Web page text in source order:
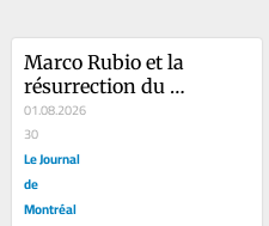
Marco Rubio et la
résurrection du
maccarthysme
01.08.2026
30
Le Journal
de
Montréal